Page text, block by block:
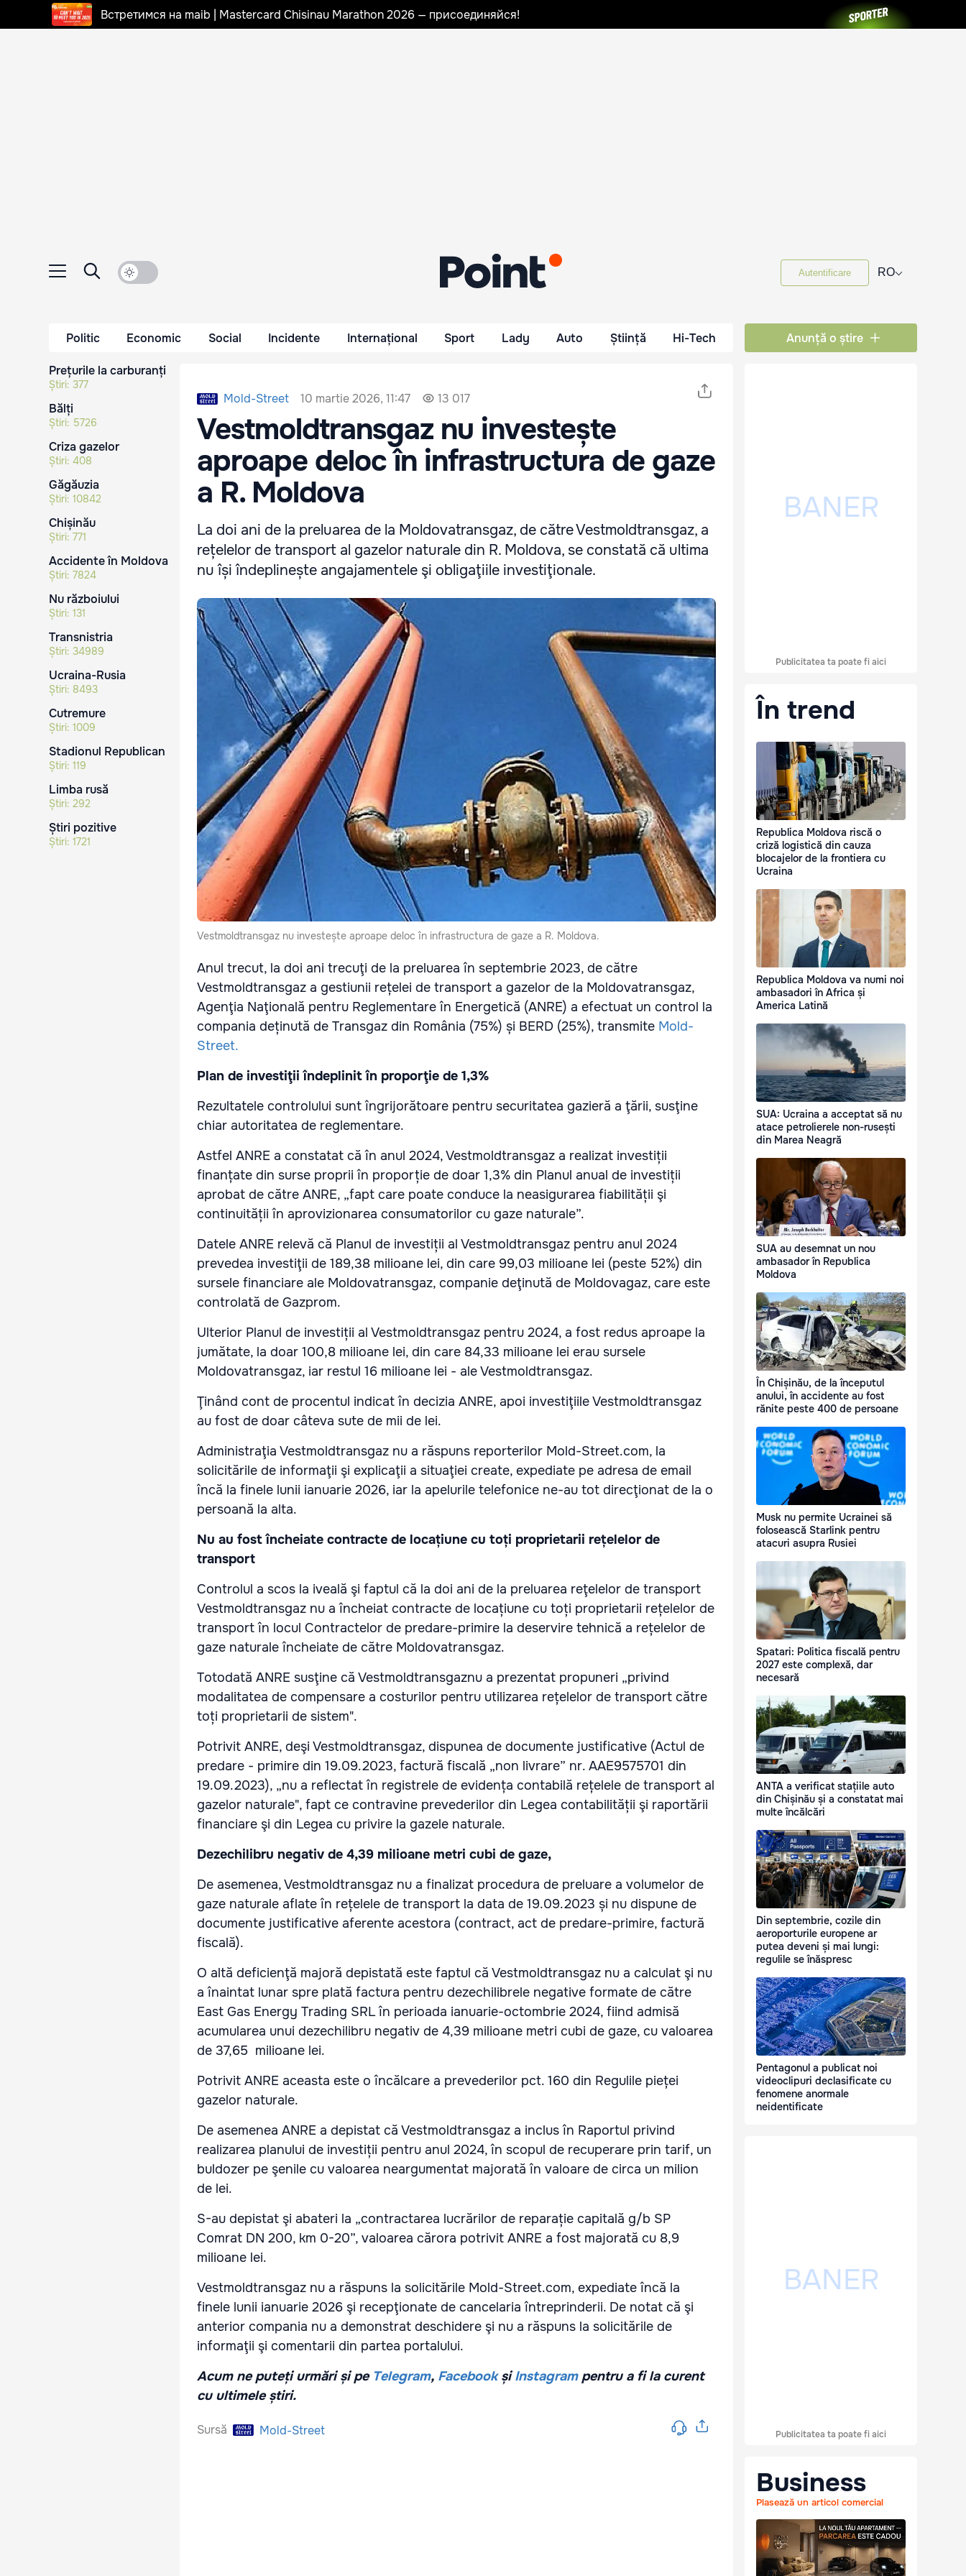
Встретимся на maib | Mastercard Chisinau Marathon 2026 — присоединяйся!
Autentificare RO⌵
Politic Economic Social Incidente Internațional Sport Lady Auto Știință Hi-Tech Anunță o știre
Prețurile la carburanți
Știri: 377
Bălți
Știri: 5726
Criza gazelor
Știri: 408
Găgăuzia
Știri: 10842
Chișinău
Știri: 771
Accidente în Moldova
Știri: 7824
Nu războiului
Știri: 131
Transnistria
Știri: 34989
Ucraina-Rusia
Știri: 8493
Cutremure
Știri: 1009
Stadionul Republican
Știri: 119
Limba rusă
Știri: 292
Știri pozitive
Știri: 1721
Mold-Street 10 martie 2026, 11:47 13 017
Vestmoldtransgaz nu investește
aproape deloc în infrastructura de gaze
a R. Moldova
La doi ani de la preluarea de la Moldovatransgaz, de către Vestmoldtransgaz, a
rețelelor de transport al gazelor naturale din R. Moldova, se constată că ultima
nu își îndeplinește angajamentele şi obligaţiile investiţionale.
Vestmoldtransgaz nu investește aproape deloc în infrastructura de gaze a R. Moldova.
Anul trecut, la doi ani trecuţi de la preluarea în septembrie 2023, de către
Vestmoldtransgaz a gestiunii rețelei de transport a gazelor de la Moldovatransgaz,
Agenţia Naţională pentru Reglementare în Energetică (ANRE) a efectuat un control la
compania deținută de Transgaz din România (75%) și BERD (25%), transmite Mold-
Street.
Plan de investiţii îndeplinit în proporţie de 1,3%
Rezultatele controlului sunt îngrijorătoare pentru securitatea gazieră a ţării, susţine
chiar autoritatea de reglementare.
Astfel ANRE a constatat că în anul 2024, Vestmoldtransgaz a realizat investiții
finanțate din surse proprii în proporție de doar 1,3% din Planul anual de investiții
aprobat de către ANRE, „fapt care poate conduce la neasigurarea fiabilității şi
continuității în aprovizionarea consumatorilor cu gaze naturale”.
Datele ANRE relevă că Planul de investiții al Vestmoldtransgaz pentru anul 2024
prevedea investiţii de 189,38 milioane lei, din care 99,03 milioane lei (peste 52%) din
sursele financiare ale Moldovatransgaz, companie deţinută de Moldovagaz, care este
controlată de Gazprom.
Ulterior Planul de investiții al Vestmoldtransgaz pentru 2024, a fost redus aproape la
jumătate, la doar 100,8 milioane lei, din care 84,33 milioane lei erau sursele
Moldovatransgaz, iar restul 16 milioane lei - ale Vestmoldtransgaz.
Ţinând cont de procentul indicat în decizia ANRE, apoi investiţiile Vestmoldtransgaz
au fost de doar câteva sute de mii de lei.
Administraţia Vestmoldtransgaz nu a răspuns reporterilor Mold-Street.com, la
solicitările de informaţii şi explicaţii a situaţiei create, expediate pe adresa de email
încă la finele lunii ianuarie 2026, iar la apelurile telefonice ne-au tot direcţionat de la o
persoană la alta.
Nu au fost încheiate contracte de locațiune cu toți proprietarii rețelelor de
transport
Controlul a scos la iveală şi faptul că la doi ani de la preluarea reţelelor de transport
Vestmoldtransgaz nu a încheiat contracte de locațiune cu toți proprietarii rețelelor de
transport în locul Contractelor de predare-primire la deservire tehnică a rețelelor de
gaze naturale încheiate de către Moldovatransgaz.
Totodată ANRE susţine că Vestmoldtransgaznu a prezentat propuneri „privind
modalitatea de compensare a costurilor pentru utilizarea rețelelor de transport către
toți proprietarii de sistem".
Potrivit ANRE, deşi Vestmoldtransgaz, dispunea de documente justificative (Actul de
predare - primire din 19.09.2023, factură fiscală „non livrare” nr. AAE9575701 din
19.09.2023), „nu a reflectat în registrele de evidența contabilă rețelele de transport al
gazelor naturale", fapt ce contravine prevederilor din Legea contabilității şi raportării
financiare şi din Legea cu privire la gazele naturale.
Dezechilibru negativ de 4,39 milioane metri cubi de gaze,
De asemenea, Vestmoldtransgaz nu a finalizat procedura de preluare a volumelor de
gaze naturale aflate în rețelele de transport la data de 19.09.2023 și nu dispune de
documente justificative aferente acestora (contract, act de predare-primire, factură
fiscală).
O altă deficienţă majoră depistată este faptul că Vestmoldtransgaz nu a calculat şi nu
a înaintat lunar spre plată factura pentru dezechilibrele negative formate de către
East Gas Energy Trading SRL în perioada ianuarie-octombrie 2024, fiind admisă
acumularea unui dezechilibru negativ de 4,39 milioane metri cubi de gaze, cu valoarea
de 37,65 milioane lei.
Potrivit ANRE aceasta este o încălcare a prevederilor pct. 160 din Regulile pieței
gazelor naturale.
De asemenea ANRE a depistat că Vestmoldtransgaz a inclus în Raportul privind
realizarea planului de investiții pentru anul 2024, în scopul de recuperare prin tarif, un
buldozer pe şenile cu valoarea neargumentat majorată în valoare de circa un milion
de lei.
S-au depistat şi abateri la „contractarea lucrărilor de reparație capitală g/b SP
Comrat DN 200, km 0-20”, valoarea cărora potrivit ANRE a fost majorată cu 8,9
milioane lei.
Vestmoldtransgaz nu a răspuns la solicitările Mold-Street.com, expediate încă la
finele lunii ianuarie 2026 şi recepţionate de cancelaria întreprinderii. De notat că şi
anterior compania nu a demonstrat deschidere şi nu a răspuns la solicitările de
informaţii şi comentarii din partea portalului.
Acum ne puteți urmări și pe Telegram, Facebook șiInstagrampentru a fi la curent
cu ultimele știri.
Sursă Mold-Street
Publicitatea ta poate fi aici
În trend
Republica Moldova riscă o
criză logistică din cauza
blocajelor de la frontiera cu
Ucraina
Republica Moldova va numi noi
ambasadori în Africa și
America Latină
SUA: Ucraina a acceptat să nu
atace petrolierele non-rusești
din Marea Neagră
SUA au desemnat un nou
ambasador în Republica
Moldova
În Chișinău, de la începutul
anului, în accidente au fost
rănite peste 400 de persoane
Musk nu permite Ucrainei să
folosească Starlink pentru
atacuri asupra Rusiei
Spatari: Politica fiscală pentru
2027 este complexă, dar
necesară
ANTA a verificat stațiile auto
din Chișinău și a constatat mai
multe încălcări
Din septembrie, cozile din
aeroporturile europene ar
putea deveni și mai lungi:
regulile se înăspresc
Pentagonul a publicat noi
videoclipuri declasificate cu
fenomene anormale
neidentificate
Publicitatea ta poate fi aici
Business
Plasează un articol comercial